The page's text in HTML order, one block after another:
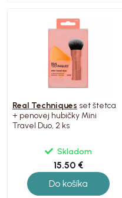
Real Techniques set štetca
+ penovej hubičky Mini
Travel Duo, 2 ks
Skladom
15.50 €
Do košíka